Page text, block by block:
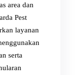
area dan
Pest
layanan
serta